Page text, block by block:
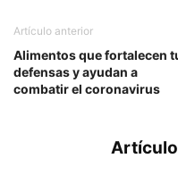
Artículo anterior
Alimentos que fortalecen
defensas y ayudan a
combatir el coronavirus